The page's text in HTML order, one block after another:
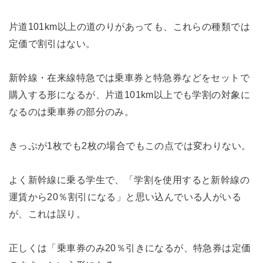
片道101km以上の道のりがあっても、これらの種類では
定価で割引はない。
新幹線・在来線特急では乗車券と特急券などをセットで
購入する形になるが、片道101km以上でも学割の対象に
なるのは乗車券の部分のみ。
きっぷが1枚でも2枚の場合でもこの点では変わりない。
よく新幹線に乗る学生で、「学割を使用すると新幹線の
運賃から20％割引になる」と思い込んでいる人がいる
が、これは誤り。
正しくは「乗車券のみ20％引きになるが、特急券は定価